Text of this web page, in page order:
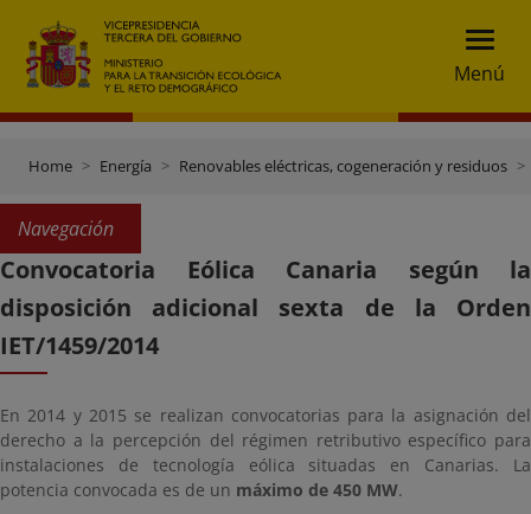
Menú
Home Energía Renovables eléctricas, cogeneración y residuos
Navegación
Convocatoria Eólica Canaria según la
disposición adicional sexta de la Orden
IET/1459/2014
En 2014 y 2015 se realizan convocatorias para la asignación del
derecho a la percepción del régimen retributivo específico para
instalaciones de tecnología eólica situadas en Canarias. La
potencia convocada es de un máximo de 450 MW.